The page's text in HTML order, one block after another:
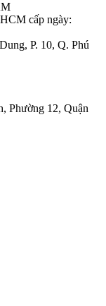
cấp ngày:
P. 10, Q. Phú
Phường 12, Quận